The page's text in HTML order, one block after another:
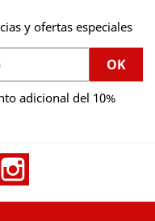
y ofertas especiales
adicional del 10%
Twitter